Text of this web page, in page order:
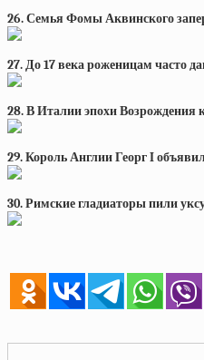
26. Семья Фомы Аквинского
27. До 17 века роженицам часто
28. В Италии эпохи Возрождения
29. Король Англии Георг I
30. Римские гладиаторы пили